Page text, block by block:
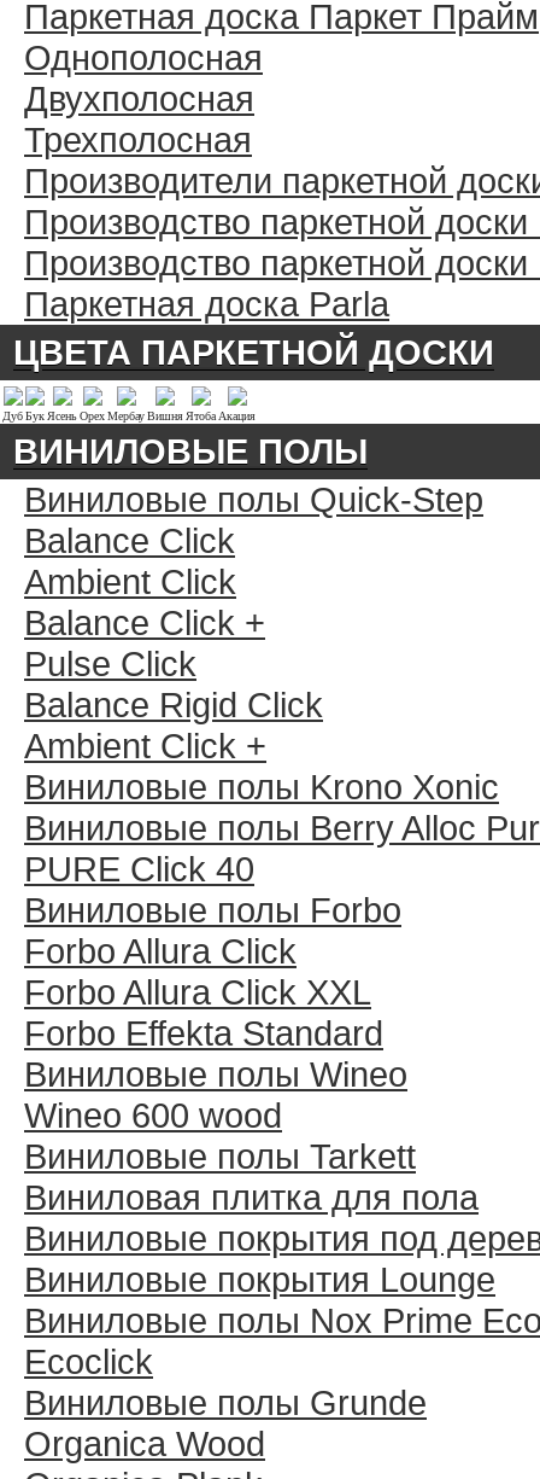
Паркетная доска Паркет Прайм
Однополосная
Двухполосная
Трехполосная
Производители паркетной
Производство паркетной
Производство паркетной
Паркетная доска Parla
ЦВЕТА ПАРКЕТНОЙ ДОСКИ
ДубБук ЯсеньОрехМербауВишня Ятоба Акация
ВИНИЛОВЫЕ ПОЛЫ
Виниловые полы Quick-Step
Balance Click
Ambient Click
Balance Click +
Pulse Click
Balance Rigid Click
Ambient Click +
Виниловые полы Krono Xonic
Виниловые полы Berry Alloc
PURE Click 40
Виниловые полы Forbo
Forbo Allura Click
Forbo Allura Click XXL
Forbo Effekta Standard
Виниловые полы Wineo
Wineo 600 wood
Виниловые полы Tarkett
Виниловая плитка для пола
Виниловые покрытия под
Виниловые покрытия Lounge
Виниловые полы Nox Prime
Ecoclick
Виниловые полы Grunde
Organica Wood